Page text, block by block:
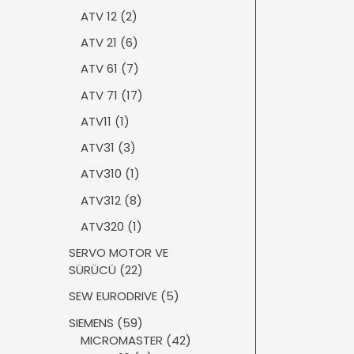
ü
n
ü
r
ü
n
ATV 12 22
ü
r
ü
ATV 21 66
ü
r
ü
ATV 61 77
ü
r
ATV 71 171
n
ATV11 11
r
ü
ATV31 33
ü
r
ü
ATV310 11
ü
r
ü
ATV312 88
ü
r
ü
n
ATV320 11
r
ü
n
SERVO MOTOR VE
SÜRÜCÜ 222
ü
r
ü
SEW EURODRIVE 55
ü
SIEMENS 595
9
MICROMASTER 424